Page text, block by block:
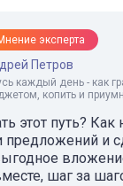
эксперта
Петров
каждый день - как
копить и
этот путь? Как
предложений и
шаг за